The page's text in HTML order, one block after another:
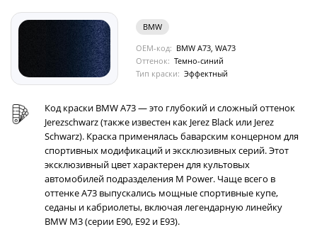
BMW
OEM-код: BMW A73, WA73
Оттенок: Темно-синий
Тип краски: Эффектный
Код краски BMW A73 — это глубокий и сложный оттенок
Jerezschwarz (также известен как Jerez Black или Jerez
Schwarz). Краска применялась баварским концерном для
спортивных модификаций и эксклюзивных серий. Этот
эксклюзивный цвет характерен для культовых
автомобилей подразделения M Power. Чаще всего в
оттенке A73 выпускались мощные спортивные купе,
седаны и кабриолеты, включая легендарную линейку
BMW M3 (серии E90, E92 и E93).